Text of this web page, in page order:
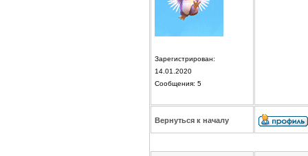
Зарегистрирован:
14.01.2020
Сообщения: 5
Вернуться к началу